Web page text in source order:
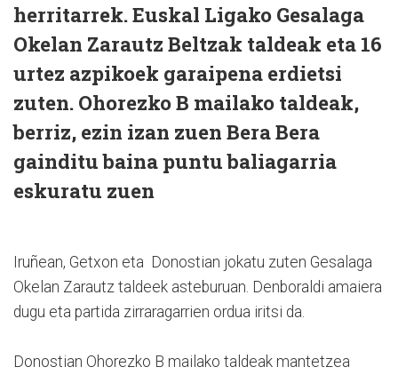
herritarrek. Euskal Ligako Gesalaga
Okelan Zarautz Beltzak taldeak eta 16
urtez azpikoek garaipena erdietsi
zuten. Ohorezko B mailako taldeak,
berriz, ezin izan zuen Bera Bera
gainditu baina puntu baliagarria
eskuratu zuen
Iruñean, Getxon eta Donostian jokatu zuten Gesalaga
Okelan Zarautz taldeek asteburuan. Denboraldi amaiera
dugu eta partida zirraragarrien ordua iritsi da.
Donostian Ohorezko B mailako taldeak mantetzea